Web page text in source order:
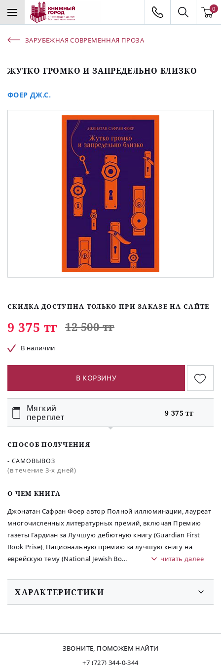
0
ЗАРУБЕЖНАЯ СОВРЕМЕННАЯ ПРОЗА
ЖУТКО ГРОМКО И ЗАПРЕДЕЛЬНО БЛИЗКО
ФОЕР ДЖ.С.
O ЧЕМ КНИГА
Джонатан Сафран Фоер автор Полной иллюминации, лауреат
многочисленных литературных премий, включая Премию
газеты Гардиан за Лучшую дебютную книгу (Guardian First
Book Prise), Национальную премию за лучшую книгу на
еврейскую тему (National Jewish Bo... читать далее
СКИДКА ДОСТУПНА ТОЛЬКО ПРИ ЗАКАЗЕ НА САЙТЕ
9 375 тг 12 500 тг
В наличии
В КОРЗИНУ
Мягкий
переплет
9 375 тг
СПОСОБ ПОЛУЧЕНИЯ
- САМОВЫВОЗ
(в течение 3-х дней)
ХАРАКТЕРИСТИКИ
ЗВОНИТЕ, ПОМОЖЕМ НАЙТИ
+7 (727) 344-0-344